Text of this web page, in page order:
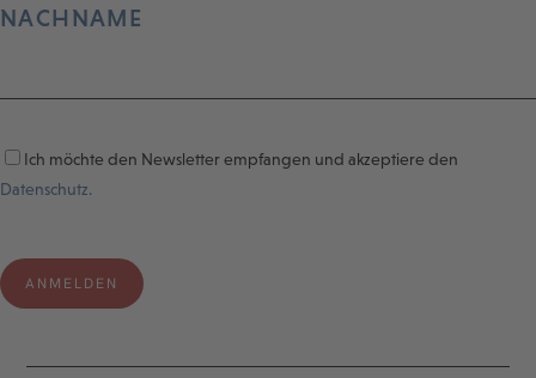
NACHNAME
Ich möchte den Newsletter empfangen und akzeptiere den
Datenschutz.